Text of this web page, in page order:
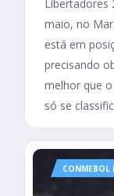
Libertadores
maio, no
está em
precisando
melhor que
só se
CONMEBOL